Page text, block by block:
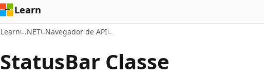
página
Learn
Learn .NET Navegador de API
StatusBar Classe